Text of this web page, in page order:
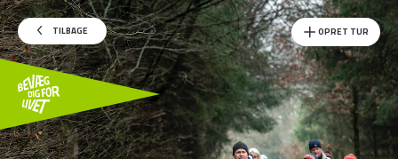
TILBAGE OPRET TUR